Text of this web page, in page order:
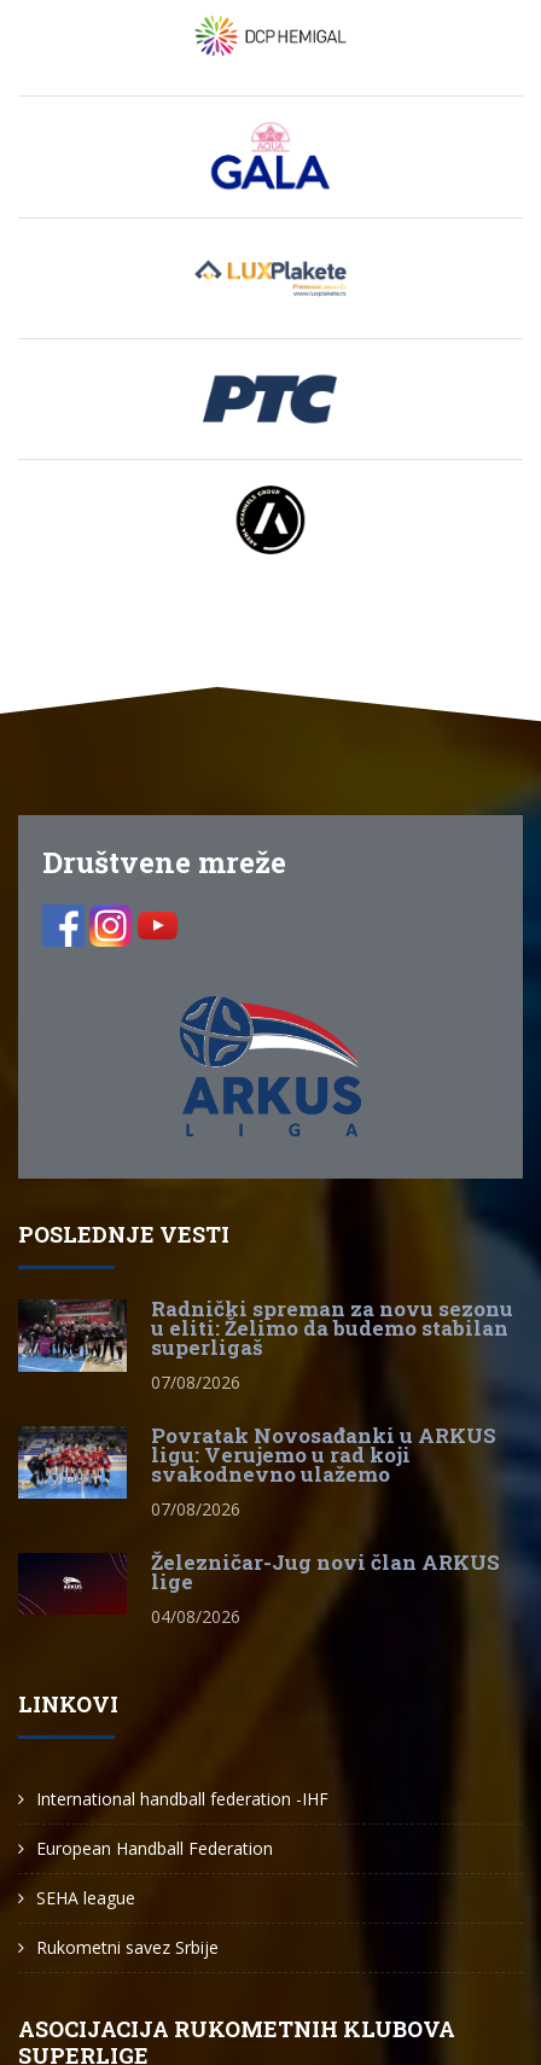
Društvene mreže
POSLEDNJE VESTI
Radnički spreman za novu sezonu
u eliti: Želimo da budemo stabilan
superligaš
07/08/2026
Povratak Novosađanki u ARKUS
ligu: Verujemo u rad koji
svakodnevno ulažemo
07/08/2026
Železničar-Jug novi član ARKUS
lige
04/08/2026
LINKOVI
International handball federation -IHF
European Handball Federation
SEHA league
Rukometni savez Srbije
ASOCIJACIJA RUKOMETNIH KLUBOVA
SUPERLIGE